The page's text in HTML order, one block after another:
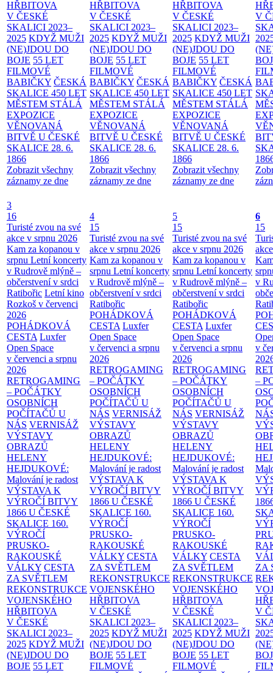
HŘBITOVA
V ČESKÉ
SKALICI 2023–
2025 KDYŽ MUŽI
(NE)JDOU DO
BOJE 55 LET
FILMOVÉ
BABIČKY ČESKÁ
SKALICE 450 LET
MĚSTEM STÁLÁ
EXPOZICE
VĚNOVANÁ
BITVĚ U ČESKÉ
SKALICE 28. 6.
1866
Zobrazit všechny
záznamy ze dne
HŘBITOVA
V ČESKÉ
SKALICI 2023–
2025 KDYŽ MUŽI
(NE)JDOU DO
BOJE 55 LET
FILMOVÉ
BABIČKY ČESKÁ
SKALICE 450 LET
MĚSTEM STÁLÁ
EXPOZICE
VĚNOVANÁ
BITVĚ U ČESKÉ
SKALICE 28. 6.
1866
Zobrazit všechny
záznamy ze dne
HŘBITOVA
V ČESKÉ
SKALICI 2023–
2025 KDYŽ MUŽI
(NE)JDOU DO
BOJE 55 LET
FILMOVÉ
BABIČKY ČESKÁ
SKALICE 450 LET
MĚSTEM STÁLÁ
EXPOZICE
VĚNOVANÁ
BITVĚ U ČESKÉ
SKALICE 28. 6.
1866
Zobrazit všechny
záznamy ze dne
V
3
16
Turisté zvou na své
akce v srpnu 2026
Kam za kopanou v
srpnu Letní koncerty
v Rudrově mlýně –
občerstvení v srdci
Ratibořic Letní kino
Rozkoš v červenci
2026
POHÁDKOVÁ
CESTA Luxfer
Open Space
v červenci a srpnu
2026
RETROGAMING
– POČÁTKY
OSOBNÍCH
POČÍTAČŮ U
NÁS VERNISÁŽ
VÝSTAVY
OBRAZŮ
HELENY
HEJDUKOVÉ:
Malování je radost
VÝSTAVA K
VÝROČÍ BITVY
1866 U ČESKÉ
SKALICE 160.
VÝROČÍ
PRUSKO-
RAKOUSKÉ
VÁLKY CESTA
ZA SVĚTLEM
REKONSTRUKCE
VOJENSKÉHO
HŘBITOVA
V ČESKÉ
SKALICI 2023–
2025 KDYŽ MUŽI
(NE)JDOU DO
BOJE 55 LET
4
15
Turisté zvou na své
akce v srpnu 2026
Kam za kopanou v
srpnu Letní koncerty
v Rudrově mlýně –
občerstvení v srdci
Ratibořic
POHÁDKOVÁ
CESTA Luxfer
Open Space
v červenci a srpnu
2026
RETROGAMING
– POČÁTKY
OSOBNÍCH
POČÍTAČŮ U
NÁS VERNISÁŽ
VÝSTAVY
OBRAZŮ
HELENY
HEJDUKOVÉ:
Malování je radost
VÝSTAVA K
VÝROČÍ BITVY
1866 U ČESKÉ
SKALICE 160.
VÝROČÍ
PRUSKO-
RAKOUSKÉ
VÁLKY CESTA
ZA SVĚTLEM
REKONSTRUKCE
VOJENSKÉHO
HŘBITOVA
V ČESKÉ
SKALICI 2023–
2025 KDYŽ MUŽI
(NE)JDOU DO
BOJE 55 LET
FILMOVÉ
5
15
Turisté zvou na své
akce v srpnu 2026
Kam za kopanou v
srpnu Letní koncerty
v Rudrově mlýně –
občerstvení v srdci
Ratibořic
POHÁDKOVÁ
CESTA Luxfer
Open Space
v červenci a srpnu
2026
RETROGAMING
– POČÁTKY
OSOBNÍCH
POČÍTAČŮ U
NÁS VERNISÁŽ
VÝSTAVY
OBRAZŮ
HELENY
HEJDUKOVÉ:
Malování je radost
VÝSTAVA K
VÝROČÍ BITVY
1866 U ČESKÉ
SKALICE 160.
VÝROČÍ
PRUSKO-
RAKOUSKÉ
VÁLKY CESTA
ZA SVĚTLEM
REKONSTRUKCE
VOJENSKÉHO
HŘBITOVA
V ČESKÉ
SKALICI 2023–
2025 KDYŽ MUŽI
(NE)JDOU DO
BOJE 55 LET
FILMOVÉ
6
15
v
v
–
ZA
V